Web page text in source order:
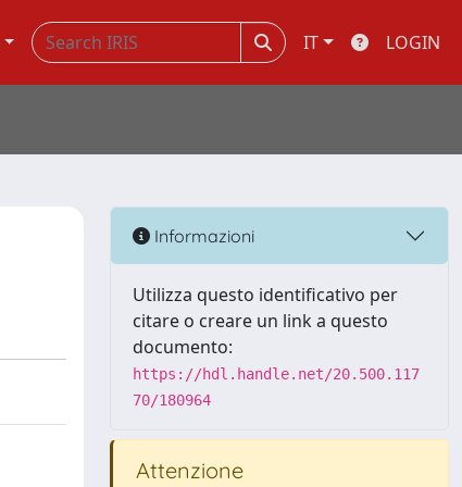
IT LOGIN
Informazioni
Utilizza questo identificativo per
citare o creare un link a questo
documento:
https://hdl.handle.net/20.500.117
70/180964
Attenzione